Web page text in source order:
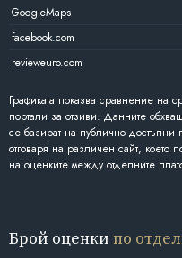
GoogleMaps
facebook.com
revieweuro.com
Графиката показва сравнение на
портали за отзиви. Данните
се базират на публично достъпни
отговаря на различен сайт, което
на оценките между отделните
Брой оценки по